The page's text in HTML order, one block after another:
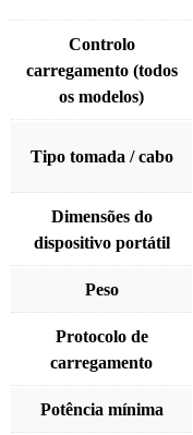
Controlo
carregamento (todos
os modelos)
Tipo tomada / cabo
Dimensões do
dispositivo portátil
Peso
Protocolo de
carregamento
Potência mínima